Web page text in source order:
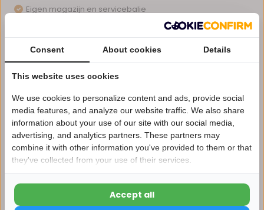
Eigen magazijn en servicebalie
Vergelijk
Productomschrijving
Specificaties
Reviews
Nu 15% korting
15korting
15% korting
Consent About cookies Details
This website uses cookies
We use cookies to personalize content and ads, provide social
media features, and analyze our website traffic. We also share
information about your use of our site with our social media,
advertising, and analytics partners. These partners may
combine it with other information you've provided to them or that
they've collected from your use of their services.
Accept all